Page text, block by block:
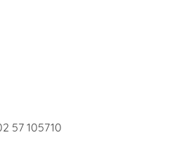
57 105710